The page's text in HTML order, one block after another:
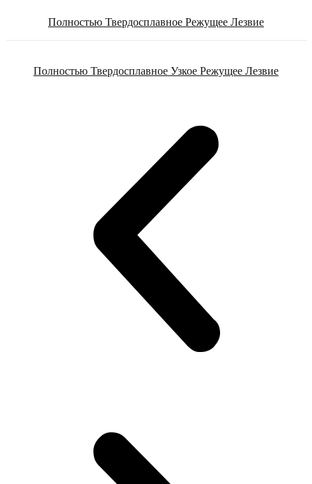
Полностью Твердосплавное Режущее Лезвие
Полностью Твердосплавное Узкое Режущее Лезвие